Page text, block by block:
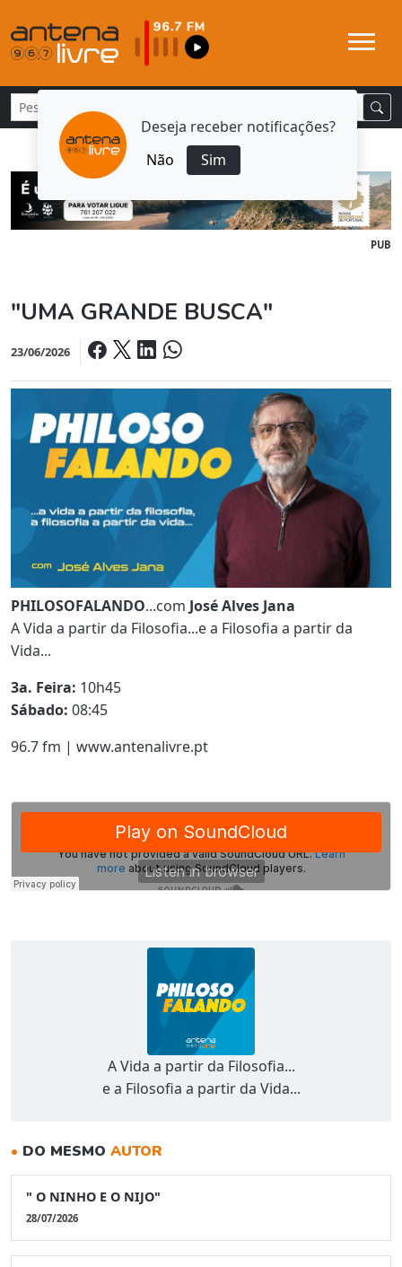
Deseja receber notificações?
Não
Sim
PUB
A Vida a partir da Filosofia...
e a Filosofia a partir da Vida...
• DO MESMO AUTOR
" O NINHO E O NIJO"
28/07/2026
"UMA GRANDE BUSCA"
23/06/2026
PHILOSOFALANDO...com José Alves Jana
A Vida a partir da Filosofia...e a Filosofia a partir da
Vida...
3a. Feira: 10h45
Sábado: 08:45
96.7 fm | www.antenalivre.pt